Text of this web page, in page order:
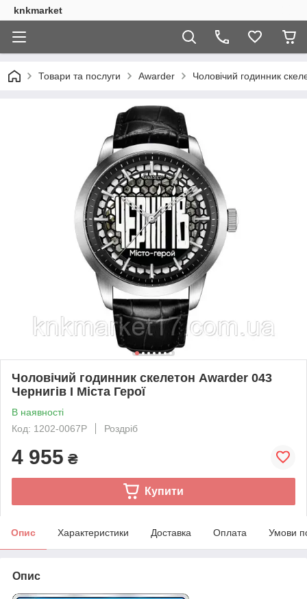
knkmarket
Товари та послуги Awarder Чоловічий годинник
Чоловічий годинник скелетон Awarder 043
Чернигів I Міста Герої
В наявності
Код: 1202-0067Р
Роздріб
4 955 ₴
Купити
Опис Характеристики Доставка Оплата Умови
Опис